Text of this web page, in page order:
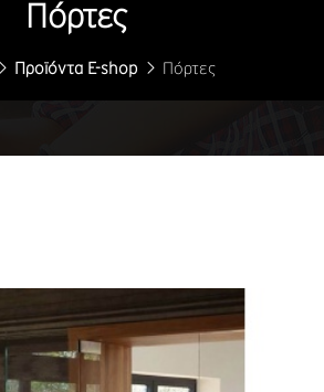
Πόρτες
Προϊόντα E-shop Πόρτες